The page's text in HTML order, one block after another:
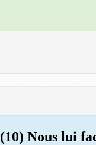
(10) Nous lui